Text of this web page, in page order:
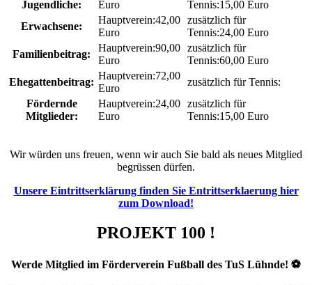
Jugendliche:
Euro
15,00 Euro
Erwachsene:
42,00
Euro
24,00 Euro
Familienbeitrag:
90,00
Euro
60,00 Euro
Ehegattenbeitrag:
72,00
Euro
Fördernde
Mitglieder:
24,00
Euro
15,00 Euro
Wir würden uns freuen, wenn wir auch Sie bald als neues Mitglied
begrüssen dürfen.
Unsere Eintrittserklärung finden Sie Entrittserklaerung hier
zum Download!
PROJEKT 100 !
Werde Mitglied im Förderverein Fußball des TuS Lühnde! ⚽️